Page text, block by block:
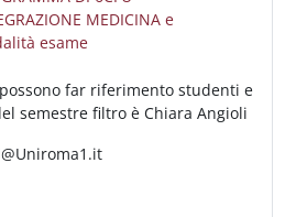
MEDICINA e
esame
far riferimento studenti e
semestre filtro è Chiara Angioli